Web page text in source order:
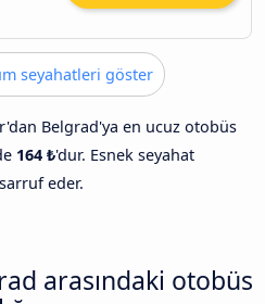
seyahatleri göster
Belgrad'ya en ucuz otobüs
164 ₺'dur. Esnek seyahat
eder.
arasındaki otobüs